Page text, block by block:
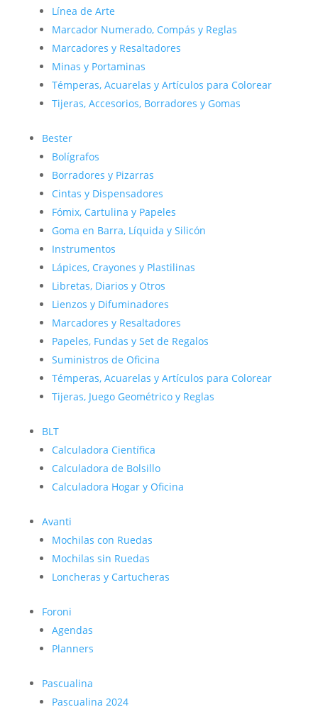
Línea de Arte
Marcador Numerado, Compás y Reglas
Marcadores y Resaltadores
Minas y Portaminas
Témperas, Acuarelas y Artículos para Colorear
Tijeras, Accesorios, Borradores y Gomas
Bester
Bolígrafos
Borradores y Pizarras
Cintas y Dispensadores
Fómix, Cartulina y Papeles
Goma en Barra, Líquida y Silicón
Instrumentos
Lápices, Crayones y Plastilinas
Libretas, Diarios y Otros
Lienzos y Difuminadores
Marcadores y Resaltadores
Papeles, Fundas y Set de Regalos
Suministros de Oficina
Témperas, Acuarelas y Artículos para Colorear
Tijeras, Juego Geométrico y Reglas
BLT
Calculadora Científica
Calculadora de Bolsillo
Calculadora Hogar y Oficina
Avanti
Mochilas con Ruedas
Mochilas sin Ruedas
Loncheras y Cartucheras
Foroni
Agendas
Planners
Pascualina
Pascualina 2024